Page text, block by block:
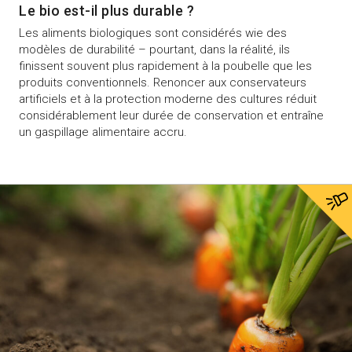
Le bio est-il plus durable ?
Les aliments biologiques sont considérés wie des
modèles de durabilité – pourtant, dans la réalité, ils
finissent souvent plus rapidement à la poubelle que les
produits conventionnels. Renoncer aux conservateurs
artificiels et à la protection moderne des cultures réduit
considérablement leur durée de conservation et entraîne
un gaspillage alimentaire accru.